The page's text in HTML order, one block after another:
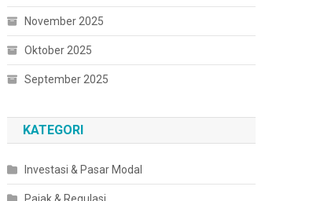
November 2025
Oktober 2025
September 2025
KATEGORI
Investasi & Pasar Modal